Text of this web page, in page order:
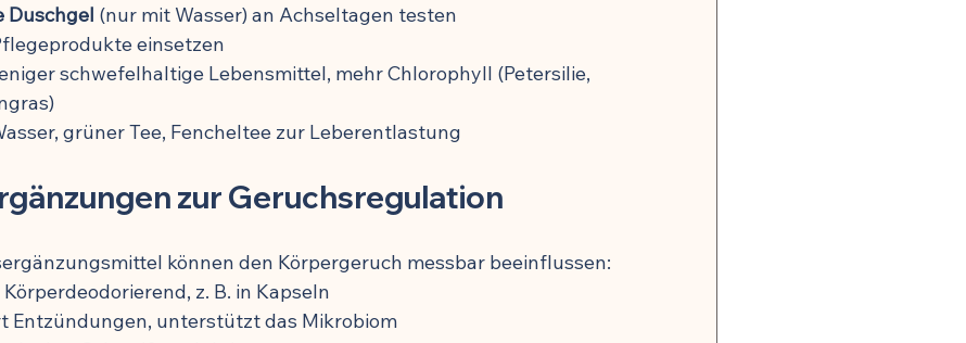
Duschgel (nur mit Wasser) an Achseltagen testen
einsetzen
schwefelhaltige Lebensmittel, mehr Chlorophyll (Petersilie,
grüner Tee, Fencheltee zur Leberentlastung
zur Geruchsregulation
können den Körpergeruch messbar beeinflussen:
Körperdeodorierend, z. B. in Kapseln
Entzündungen, unterstützt das Mikrobiom